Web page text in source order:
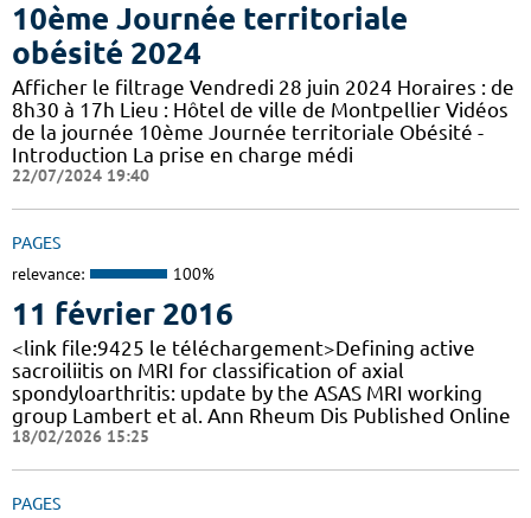
10ème Journée territoriale
obésité 2024
Afficher le filtrage Vendredi 28 juin 2024 Horaires : de
8h30 à 17h Lieu : Hôtel de ville de Montpellier Vidéos
de la journée 10ème Journée territoriale Obésité -
Introduction La prise en charge médi
22/07/2024 19:40
PAGES
relevance: 100%
11 février 2016
<link file:9425 le téléchargement>Defining active
sacroiliitis on MRI for classification of axial
spondyloarthritis: update by the ASAS MRI working
group Lambert et al. Ann Rheum Dis Published Online
18/02/2026 15:25
PAGES